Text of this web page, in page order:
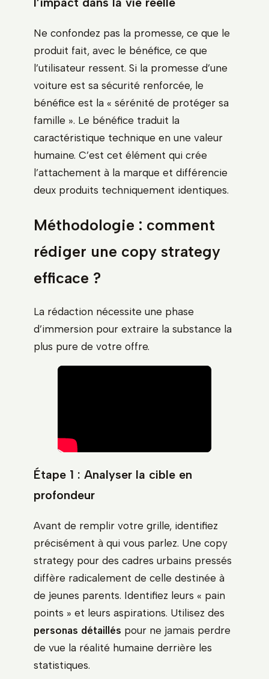
Ne confondez pas la promesse, ce que le
produit fait, avec le bénéfice, ce que
l’utilisateur ressent. Si la promesse d’une
voiture est sa sécurité renforcée, le
bénéfice est la « sérénité de protéger sa
famille ». Le bénéfice traduit la
caractéristique technique en une valeur
humaine. C’est cet élément qui crée
l’attachement à la marque et différencie
deux produits techniquement identiques.
Méthodologie : comment
rédiger une copy strategy
efficace ?
La rédaction nécessite une phase
d’immersion pour extraire la substance la
plus pure de votre offre.
Étape 1 : Analyser la cible en
profondeur
Avant de remplir votre grille, identifiez
précisément à qui vous parlez. Une copy
strategy pour des cadres urbains pressés
diffère radicalement de celle destinée à
de jeunes parents. Identifiez leurs « pain
points » et leurs aspirations. Utilisez des
personas détaillés pour ne jamais perdre
de vue la réalité humaine derrière les
statistiques.